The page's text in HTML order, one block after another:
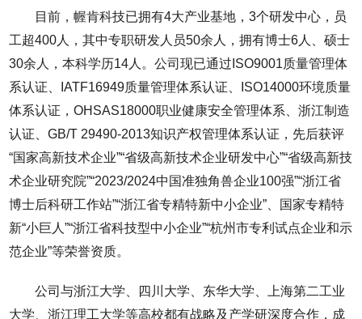
目前，幄肯科技已拥有4大产业基地，3个研发中心，员
工超400人，其中专职研发人员50余人，拥有博士6人、硕士
30余人，本科学历14人。公司现已通过ISO9001质量管理体
系认证、IATF16949质量管理体系认证、ISO14000环境质量
体系认证，OHSAS18000职业健康安全管理体系、浙江制造
认证、GB/T 29490-2013知识产权管理体系认证，先后获评
“国家高新技术企业”“省级高新技术企业研发中心”“省级高新技
术企业研究院”“2023/2024中国准独角兽企业100强”“浙江省
博士后科研工作站”“浙江省专精特新中小企业”、国家专精特
新“小巨人”“浙江省科技型中小企业”“杭州市专利试点企业和示
范企业”等荣誉资质。
公司与浙江大学、四川大学、东华大学、上海第二工业
大学、浙江理工大学等高校都有战略及产学研深度合作，成